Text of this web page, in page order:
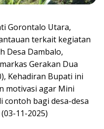
Gorontalo Utara,
terkait kegiatan
Desa Dambalo,
Gerakan Dua
Kehadiran Bupati ini
motivasi agar Mini
contoh bagi desa-desa
11-2025)